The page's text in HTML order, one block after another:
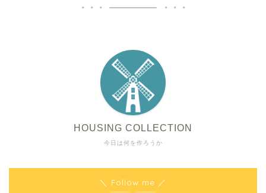
今日は何を作ろうか
HOUSING COLLECTION
＼ Follow me ／